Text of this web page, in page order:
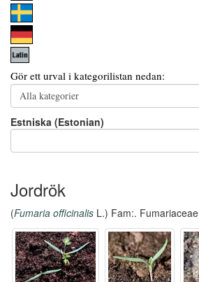
Gör ett urval i kategorilistan nedan:
Estniska (Estonian)
Jordrök
(Fumaria officinalis L.) Fam:. Fumariaceae